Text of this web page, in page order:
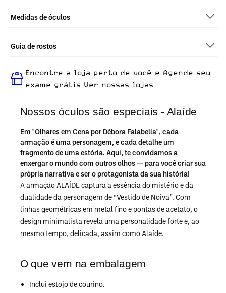
Nossos óculos são especiais - Alaíde
Em "Olhares em Cena por Débora Falabella", cada
armação é uma personagem, e cada detalhe um
fragmento de uma estória. Aqui, te convidamos a
enxergar o mundo com outros olhos — para você criar sua
própria narrativa e ser o protagonista da sua história!
A armação ALAÍDE captura a essência do mistério e da
dualidade da personagem de “Vestido de Noiva”. Com
linhas geométricas em metal fino e pontas de acetato, o
design minimalista revela uma personalidade forte e, ao
mesmo tempo, delicada, assim como Alaíde.
O que vem na embalagem
Inclui estojo de courino.
Medidas de óculos
Guia de rostos
ideal para quem busca um óculos confortável para o dia a dia.
Encontre a loja perto de você e Agende seu
exame grátis Ver nossas lojas